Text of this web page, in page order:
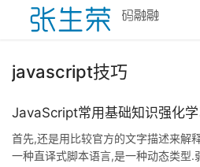
javascript技巧
JavaScript常用基础知识强化学
首先,还是用比较官方的文字描述来
一种直译式脚本语言,是一种动态类型.